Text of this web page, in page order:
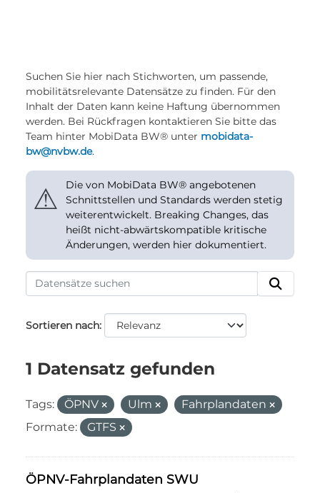
Suchen Sie hier nach Stichworten, um passende,
mobilitätsrelevante Datensätze zu finden. Für den
Inhalt der Daten kann keine Haftung übernommen
werden. Bei Rückfragen kontaktieren Sie bitte das
Team hinter MobiData BW® unter mobidata-
bw@nvbw.de.
⚠
Die von MobiData BW® angebotenen
Schnittstellen und Standards werden stetig
weiterentwickelt. Breaking Changes, das
heißt nicht-abwärtskompatible kritische
Änderungen, werden hier dokumentiert.
Sortieren nach
1 Datensatz gefunden
Tags: ÖPNV Ulm
Fahrplandaten
Formate:
GTFS
ÖPNV-Fahrplandaten SWU